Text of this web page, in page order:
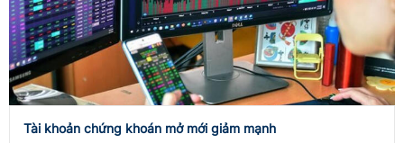
Tài khoản chứng khoán mở mới giảm mạnh